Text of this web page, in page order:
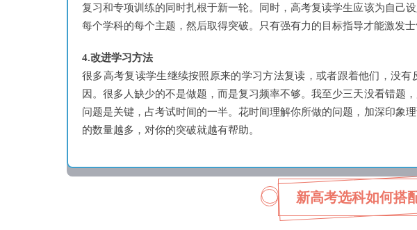
复习和专项训练的同时扎根于新一轮。同时，高考复读学生应该为自己
每个学科的每个主题，然后取得突破。只有强有力的目标指导才能激发士
4.改进学习方法
很多高考复读学生继续按照原来的学习方法复读，或者跟着他们，没
因。很多人缺少的不是做题，而是复习频率不够。我至少三天没看错题
问题是关键，占考试时间的一半。花时间理解你所做的问题，加深印象
的数量越多，对你的突破就越有帮助。
新高考选科如何搭